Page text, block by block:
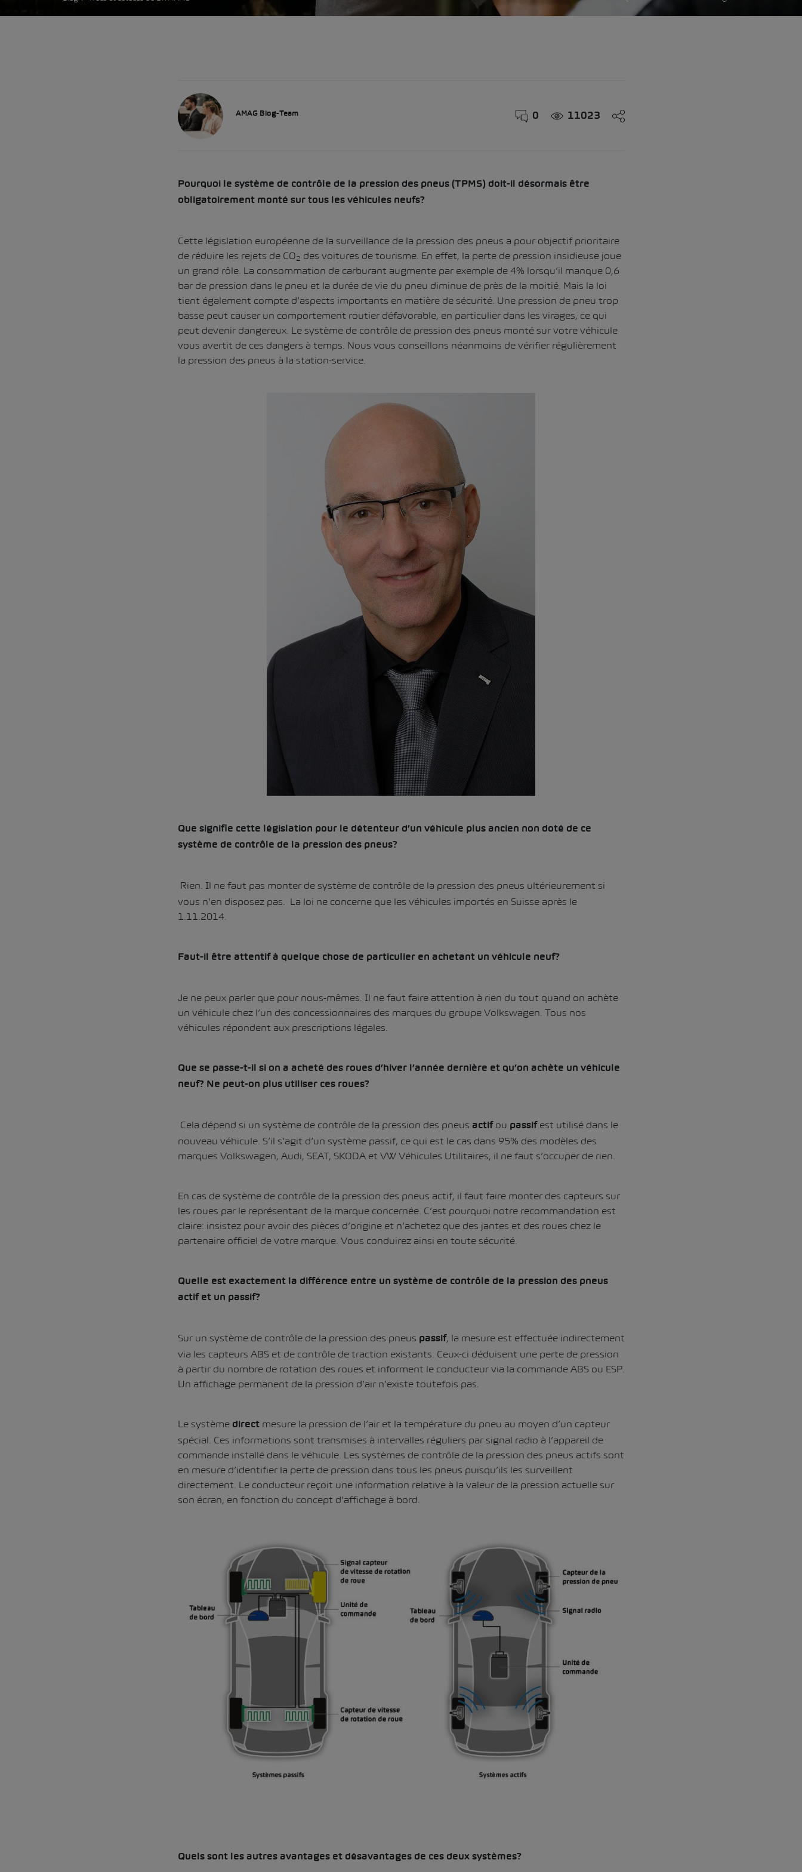
AMAG Blog-Team 0 11023
Pourquoi le système de contrôle de la pression des pneus (TPMS) doit-il désormais être
obligatoirement monté sur tous les véhicules neufs?
Cette législation européenne de la surveillance de la pression des pneus a pour objectif prioritaire
de réduire les rejets de CO2 des voitures de tourisme. En effet, la perte de pression insidieuse joue
un grand rôle. La consommation de carburant augmente par exemple de 4% lorsqu’il manque 0,6
bar de pression dans le pneu et la durée de vie du pneu diminue de près de la moitié. Mais la loi
tient également compte d’aspects importants en matière de sécurité. Une pression de pneu trop
basse peut causer un comportement routier défavorable, en particulier dans les virages, ce qui
peut devenir dangereux. Le système de contrôle de pression des pneus monté sur votre véhicule
vous avertit de ces dangers à temps. Nous vous conseillons néanmoins de vérifier régulièrement
la pression des pneus à la station-service.
Que signifie cette législation pour le détenteur d’un véhicule plus ancien non doté de ce
système de contrôle de la pression des pneus?
Rien. Il ne faut pas monter de système de contrôle de la pression des pneus ultérieurement si
vous n’en disposez pas. La loi ne concerne que les véhicules importés en Suisse après le
1.11.2014.
Faut-il être attentif à quelque chose de particulier en achetant un véhicule neuf?
Je ne peux parler que pour nous-mêmes. Il ne faut faire attention à rien du tout quand on achète
un véhicule chez l’un des concessionnaires des marques du groupe Volkswagen. Tous nos
véhicules répondent aux prescriptions légales.
Que se passe-t-il si on a acheté des roues d’hiver l’année dernière et qu’on achète un véhicule
neuf? Ne peut-on plus utiliser ces roues?
Cela dépend si un système de contrôle de la pression des pneus actifou passifest utilisé dans le
nouveau véhicule. S’il s’agit d’un système passif, ce qui est le cas dans 95% des modèles des
marques Volkswagen, Audi, SEAT, SKODA et VW Véhicules Utilitaires, il ne faut s’occuper de rien.
En cas de système de contrôle de la pression des pneus actif, il faut faire monter des capteurs sur
les roues par le représentant de la marque concernée. C’est pourquoi notre recommandation est
claire: insistez pour avoir des pièces d’origine et n’achetez que des jantes et des roues chez le
partenaire officiel de votre marque. Vous conduirez ainsi en toute sécurité.
Quelle est exactement la différence entre un système de contrôle de la pression des pneus
actif et un passif?
Sur un système de contrôle de la pression des pneus passif, la mesure est effectuée indirectement
via les capteurs ABS et de contrôle de traction existants. Ceux-ci déduisent une perte de pression
à partir du nombre de rotation des roues et informent le conducteur via la commande ABS ou ESP.
Un affichage permanent de la pression d’air n’existe toutefois pas.
Le système directmesure la pression de l’air et la température du pneu au moyen d’un capteur
spécial. Ces informations sont transmises à intervalles réguliers par signal radio à l’appareil de
commande installé dans le véhicule. Les systèmes de contrôle de la pression des pneus actifs sont
en mesure d’identifier la perte de pression dans tous les pneus puisqu’ils les surveillent
directement. Le conducteur reçoit une information relative à la valeur de la pression actuelle sur
son écran, en fonction du concept d’affichage à bord.
Quels sont les autres avantages et désavantages de ces deux systèmes?